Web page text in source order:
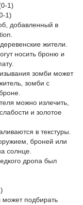
1)
1)
добавленный в
жители.
носить броню и
зомби может
зомби с
можно излечить,
и золотое
в текстуры.
броней или
солнце.
дропа был
подбирать